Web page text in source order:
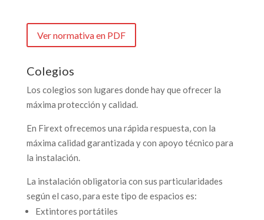
Ver normativa en PDF
Colegios
Los colegios son lugares donde hay que ofrecer la
máxima protección y calidad.
En Firext ofrecemos una rápida respuesta, con la
máxima calidad garantizada y con apoyo técnico para
la instalación.
La instalación obligatoria con sus particularidades
según el caso, para este tipo de espacios es:
Extintores portátiles